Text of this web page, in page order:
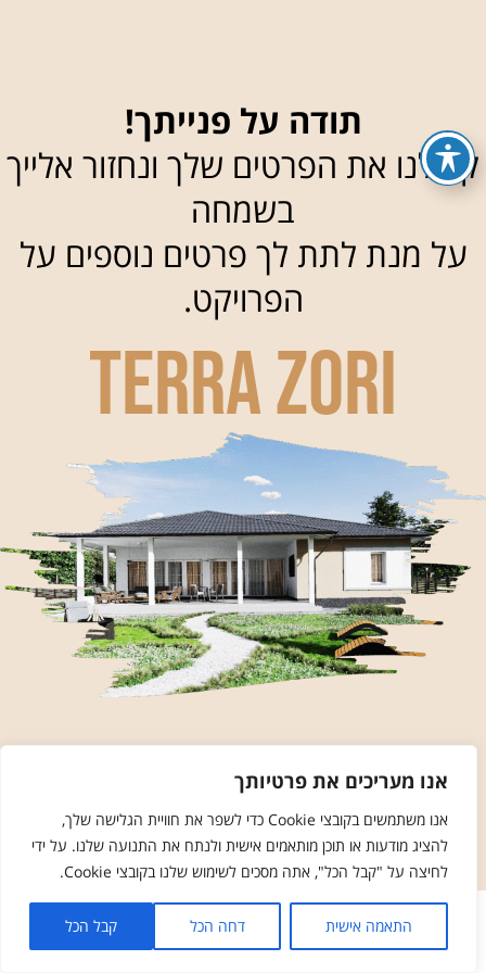
אנו מעריכים את פרטיותך
אנו משתמשים בקובצי Cookie כדי לשפר את חוויית הגלישה שלך,
להציג מודעות או תוכן מותאמים אישית ולנתח את התנועה שלנו. על ידי
לחיצה על "קבל הכל", אתה מסכים לשימוש שלנו בקובצי Cookie.
התאמה אישית דחה הכל קבל הכל
תודה על פנייתך!
קיבלנו את הפרטים שלך ונחזור אלייך
בשמחה
על מנת לתת לך פרטים נוספים על
הפרויקט.
TERRA ZORI